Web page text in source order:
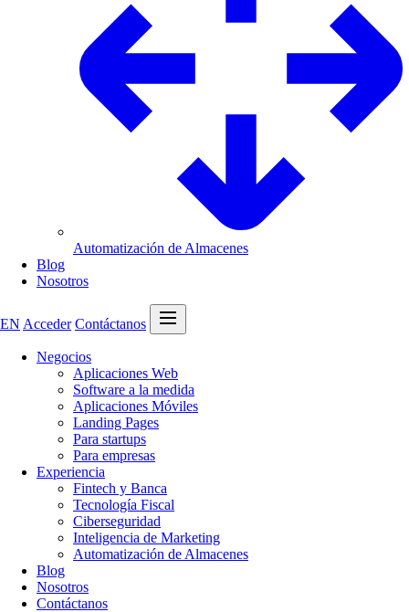
Automatización de Almacenes
Blog
Nosotros
EN Acceder Contáctanos
Abrir menú
Negocios
Aplicaciones Web
Software a la medida
Aplicaciones Móviles
Landing Pages
Para startups
Para empresas
Experiencia
Fintech y Banca
Tecnología Fiscal
Ciberseguridad
Inteligencia de Marketing
Automatización de Almacenes
Blog
Nosotros
Contáctanos